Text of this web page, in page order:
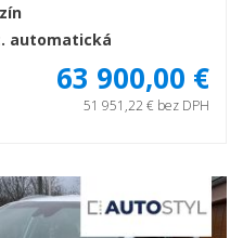
automatická
63 900,00 €
51 951,22 € bez DPH